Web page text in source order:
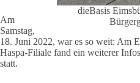
dieBasis
Am
Samstag,
18. Juni 2022, war es so weit: Am
Haspa-Filiale fand ein weiterer
statt.